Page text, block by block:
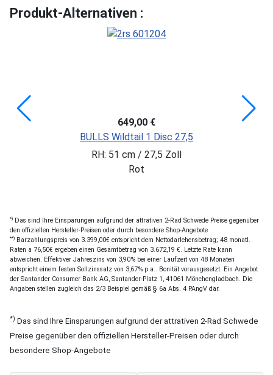
Produkt-Alternativen :
649,00 €
BULLS Wildtail 1 Disc 27,5
RH: 51 cm / 27,5 Zoll
Rot
*) Das sind Ihre Einsparungen aufgrund der attrativen 2-Rad Schwede Preise gegenüber
den offiziellen Hersteller-Preisen oder durch besondere Shop-Angebote
**) Barzahlungspreis von 3.399,00€ entspricht dem Nettodarlehensbetrag; 48 monatl.
Raten a 76,50€ ergeben einen Gesamtbetrag von 3.672,19 €. Letzte Rate kann
abweichen. Effektiver Jahreszins von 3,90% bei einer Laufzeit von 48 Monaten
entspricht einem festen Sollzinssatz von 3,67% p.a.. Bonität vorausgesetzt. Ein Angebot
der Santander Consumer Bank AG, Santander-Platz 1, 41061 Mönchengladbach. Die
Angaben stellen zugleich das 2/3 Beispiel gemäß § 6a Abs. 4 PAngV dar.
*) Das sind Ihre Einsparungen aufgrund der attrativen 2-Rad Schwede
Preise gegenüber den offiziellen Hersteller-Preisen oder durch
besondere Shop-Angebote